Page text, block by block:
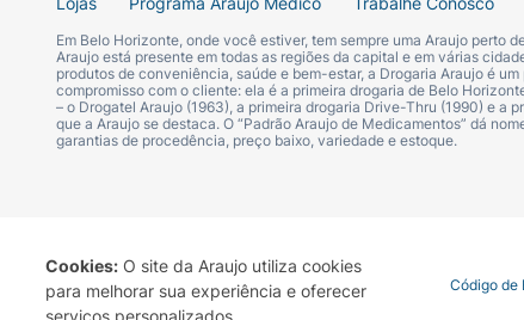
Cookies: O site da Araujo utiliza cookies
para melhorar sua experiência e oferecer
serviços personalizados.
Em Belo Horizonte, onde você estiver, tem sempre uma Araujo perto
Araujo está presente em todas as regiões da capital e em várias
produtos de conveniência, saúde e bem-estar, a Drogaria Araujo é
compromisso com o cliente: ela é a primeira drogaria de Belo
– o Drogatel Araujo (1963), a primeira drogaria Drive-Thru (1990) e a
que a Araujo se destaca. O “Padrão Araujo de Medicamentos” dá
garantias de procedência, preço baixo, variedade e estoque.
Termo de Uso Portal da Privacidade Covid-19 Código de